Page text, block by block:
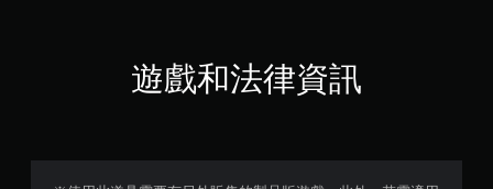
遊戲和法律資訊